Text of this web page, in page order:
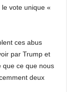
vote unique «
ces abus
par Trump et
que ce que nous
deux